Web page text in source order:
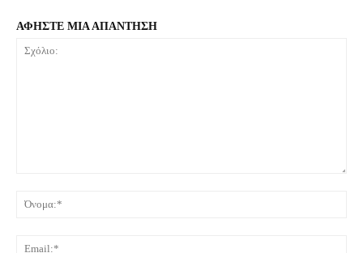
ΑΦΗΣΤΕ ΜΙΑ ΑΠΑΝΤΗΣΗ